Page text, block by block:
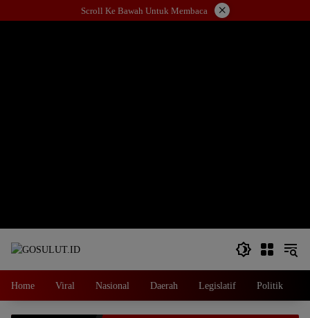
ke
Scroll Ke Bawah Untuk Membaca ×
Home Viral Nasional Daerah Legislatif Politik